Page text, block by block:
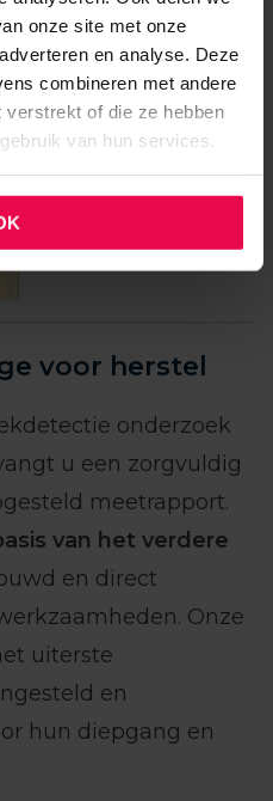
onze site met onze
en analyse. Deze
combineren met andere
verstrekt of die ze hebben
van hun services.
voor herstel
onderzoek
u een zorgvuldig
meetrapport.
van het verdere
en direct
Onze
uiterste
en
hun diepgang en